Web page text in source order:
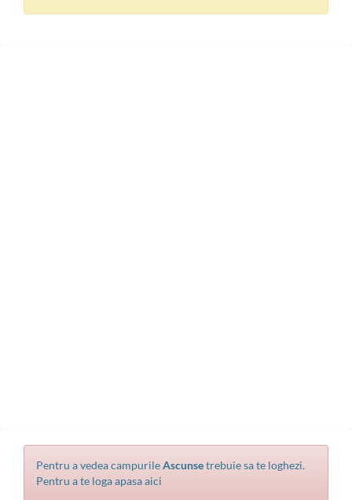
Pentru a vedea campurileAscunsetrebuie sa te loghezi.
Pentru a te loga apasa aici